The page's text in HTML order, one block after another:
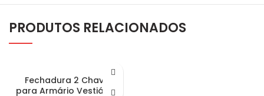
PRODUTOS RELACIONADOS
Fechadura 2 Chaves
para Armário Vestiário e